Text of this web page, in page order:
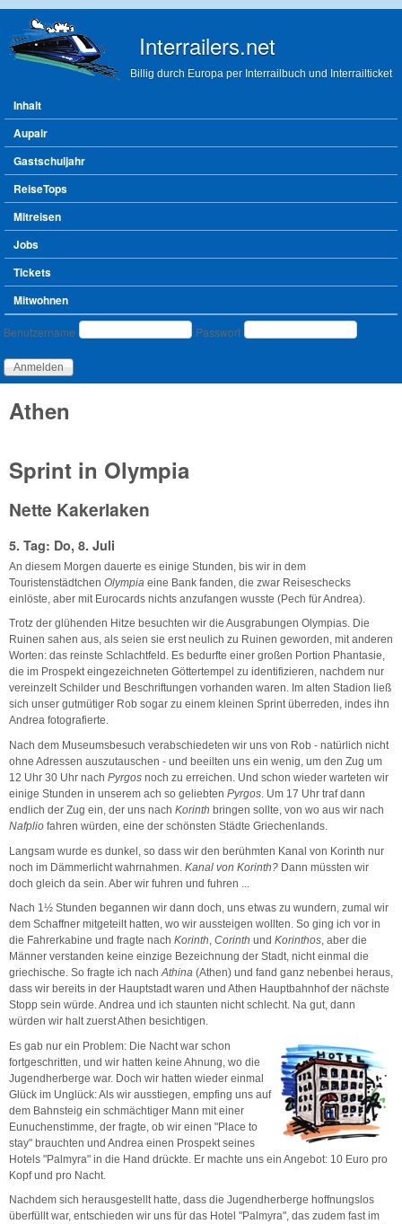
Interrailers.net
Billig durch Europa per Interrailbuch und Interrailticket
Hauptmenü
Inhalt
Aupair
Gastschuljahr
ReiseTops
Mitreisen
Jobs
Tickets
Mitwohnen
Benutzeranmeldung
Benutzername Passwort
Athen
Sprint in Olympia
Nette Kakerlaken
5. Tag: Do, 8. Juli
An diesem Morgen dauerte es einige Stunden, bis wir in dem
Touristenstädtchen Olympia eine Bank fanden, die zwar Reiseschecks
einlöste, aber mit Eurocards nichts anzufangen wusste (Pech für Andrea).
Trotz der glühenden Hitze besuchten wir die Ausgrabungen Olympias. Die
Ruinen sahen aus, als seien sie erst neulich zu Ruinen geworden, mit anderen
Worten: das reinste Schlachtfeld. Es bedurfte einer großen Portion Phantasie,
die im Prospekt eingezeichneten Göttertempel zu identifizieren, nachdem nur
vereinzelt Schilder und Beschriftungen vorhanden waren. Im alten Stadion ließ
sich unser gutmütiger Rob sogar zu einem kleinen Sprint überreden, indes ihn
Andrea fotografierte.
Nach dem Museumsbesuch verabschiedeten wir uns von Rob - natürlich nicht
ohne Adressen auszutauschen - und beeilten uns ein wenig, um den Zug um
12 Uhr 30 Uhr nach Pyrgos noch zu erreichen. Und schon wieder warteten wir
einige Stunden in unserem ach so geliebten Pyrgos. Um 17 Uhr traf dann
endlich der Zug ein, der uns nach Korinth bringen sollte, von wo aus wir nach
Nafplio fahren würden, eine der schönsten Städte Griechenlands.
Langsam wurde es dunkel, so dass wir den berühmten Kanal von Korinth nur
noch im Dämmerlicht wahrnahmen. Kanal von Korinth? Dann müssten wir
doch gleich da sein. Aber wir fuhren und fuhren ...
Nach 1½ Stunden begannen wir dann doch, uns etwas zu wundern, zumal wir
dem Schaffner mitgeteilt hatten, wo wir aussteigen wollten. So ging ich vor in
die Fahrerkabine und fragte nach Korinth, Corinth und Korinthos, aber die
Männer verstanden keine einzige Bezeichnung der Stadt, nicht einmal die
griechische. So fragte ich nachAthina (Athen) und fand ganz nebenbei heraus,
dass wir bereits in der Hauptstadt waren und Athen Hauptbahnhof der nächste
Stopp sein würde. Andrea und ich staunten nicht schlecht. Na gut, dann
würden wir halt zuerst Athen besichtigen.
Es gab nur ein Problem: Die Nacht war schon
fortgeschritten, und wir hatten keine Ahnung, wo die
Jugendherberge war. Doch wir hatten wieder einmal
Glück im Unglück: Als wir ausstiegen, empfing uns auf
dem Bahnsteig ein schmächtiger Mann mit einer
Eunuchenstimme, der fragte, ob wir einen "Place to
stay" brauchten und Andrea einen Prospekt seines
Hotels "Palmyra" in die Hand drückte. Er machte uns ein Angebot: 10 Euro pro
Kopf und pro Nacht.
Nachdem sich herausgestellt hatte, dass die Jugendherberge hoffnungslos
überfüllt war, entschieden wir uns für das Hotel "Palmyra", das zudem fast im